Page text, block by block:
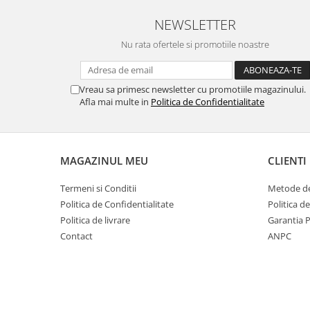
Publicistica / Reportaje / Interviuri
Stiinte umaniste
NEWSLETTER
Nu rata ofertele si promotiile noastre
Vreau sa primesc newsletter cu promotiile magazinului.
Afla mai multe in Politica de Confidentialitate
MAGAZINUL MEU
Termeni si Conditii
Politica de Confidentialitate
Politica de livrare
Contact
CLIENTI
Metode
Politica
Garantia
ANPC